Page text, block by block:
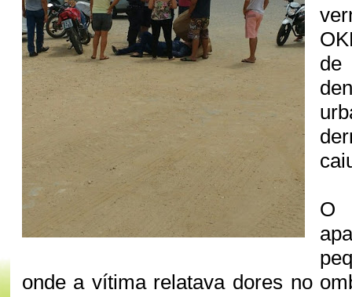
onde a vítima relatava dores no